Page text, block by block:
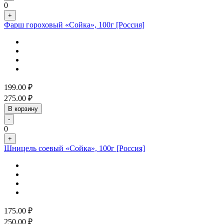
0
+
Фарш гороховый «Сойка», 100г [Россия]
199.00 ₽
275.00 ₽
В корзину
-
0
+
Шницель соевый «Сойка», 100г [Россия]
175.00 ₽
250.00 ₽